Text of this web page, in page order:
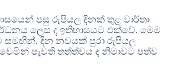
පසු රුපියල දිනක් තුළ වාර්තා
ලෙස ද ඉතිහාසයට එක්වේ. මෙම
සමඟින්, දින නවයක් පුරා රුපියල
පැවති තත්ත්වය ද නිමාවට පත්ව